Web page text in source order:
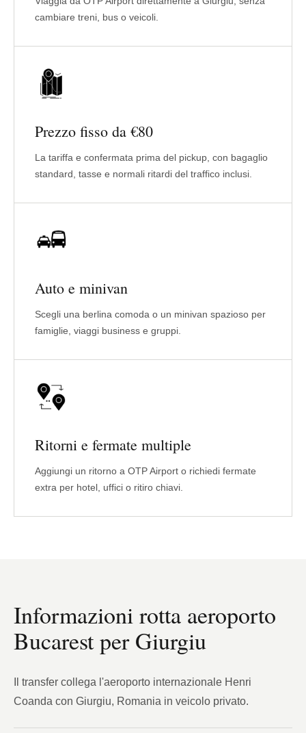
cambiare treni, bus o veicoli.
Prezzo fisso da €80
La tariffa e confermata prima del pickup, con bagaglio
standard, tasse e normali ritardi del traffico inclusi.
Auto e minivan
Scegli una berlina comoda o un minivan spazioso per
famiglie, viaggi business e gruppi.
Ritorni e fermate multiple
Aggiungi un ritorno a OTP Airport o richiedi fermate
extra per hotel, uffici o ritiro chiavi.
Informazioni rotta aeroporto
Bucarest per Giurgiu
Il transfer collega l'aeroporto internazionale Henri
Coanda con Giurgiu, Romania in veicolo privato.